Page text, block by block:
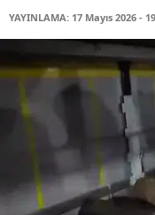
YAYINLAMA: 17 Mayıs 2026 -